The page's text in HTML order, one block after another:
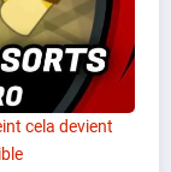
cela devient